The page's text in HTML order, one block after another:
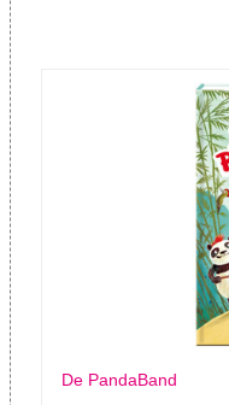
De PandaBand